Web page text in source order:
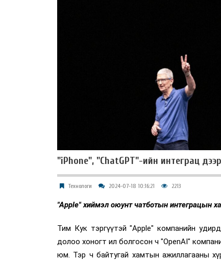
"iPhone", "ChatGPT"-ийн интеграц
Технологи 2024-07-18 10:16:21 2213
"Apple" хиймэл оюунт чатботын интеграцын
Тим Кук тэргүүтэй "Apple" компанийн
долоо хоногт ил болгосон ч "OpenAI"
юм. Тэр ч байтугай хамтын ажиллагааны